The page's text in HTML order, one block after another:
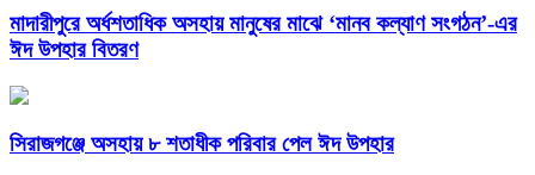
মাদারীপুরে অর্ধশতাধিক অসহায় মানুষের মাঝে ‘মানব কল্যাণ সংগঠন’-এর
ঈদ উপহার বিতরণ
সিরাজগঞ্জে অসহায় ৮ শতাধীক পরিবার পেল ঈদ উপহার